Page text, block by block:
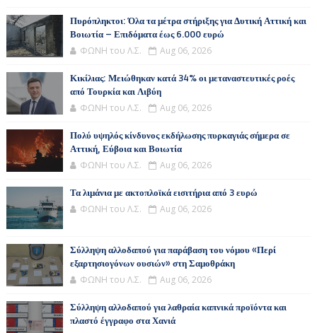
Πυρόπληκτοι: Όλα τα μέτρα στήριξης για Δυτική Αττική και
Βοιωτία – Επιδόματα έως 6.000 ευρώ
ΦΩΝΗ του Λ.Σ. Aug 06, 2026
Κικίλιας: Μειώθηκαν κατά 34% οι μεταναστευτικές ροές
από Τουρκία και Λιβύη
ΦΩΝΗ του Λ.Σ. Aug 06, 2026
Πολύ υψηλός κίνδυνος εκδήλωσης πυρκαγιάς σήμερα σε
Αττική, Εύβοια και Βοιωτία
ΦΩΝΗ του Λ.Σ. Aug 06, 2026
Τα λιμάνια με ακτοπλοϊκά εισιτήρια από 3 ευρώ
ΦΩΝΗ του Λ.Σ. Aug 06, 2026
Σύλληψη αλλοδαπού για παράβαση του νόμου «Περί
εξαρτησιογόνων ουσιών» στη Σαμοθράκη
ΦΩΝΗ του Λ.Σ. Aug 06, 2026
Σύλληψη αλλοδαπού για λαθραία καπνικά προϊόντα και
πλαστό έγγραφο στα Χανιά